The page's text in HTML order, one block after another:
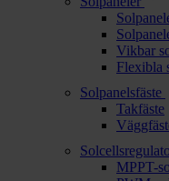
Vikbar
Flexibla
Solpanelsfäste
Takfäste
MPPT-